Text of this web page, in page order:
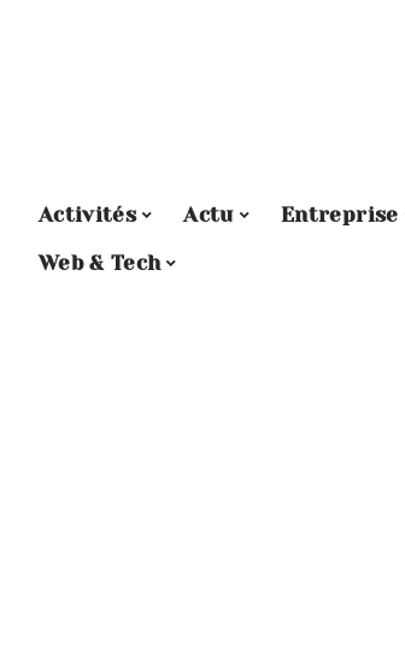
Activités Actu Entreprise
Web & Tech